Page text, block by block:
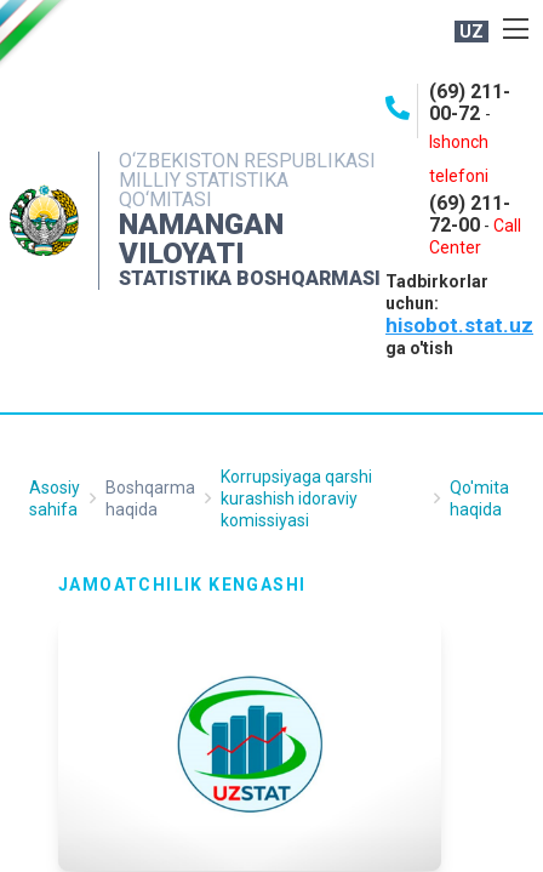
UZ
O‘ZBEKISTON RESPUBLIKASI
MILLIY STATISTIKA
QO‘MITASI
NAMANGAN
VILOYATI
STATISTIKA BOSHQARMASI
(69) 211-
00-72 -
Ishonch
telefoni
(69) 211-
72-00 - Call
Center
Tadbirkorlar
uchun:
hisobot.stat.uz
ga o'tish
NASHRLAR
INTERAKTIV XIZMATLAR
MATBUOT XIZMATI
MUROJAATLAR
Asosiy
sahifa
Boshqarma
haqida
Korrupsiyaga qarshi
kurashish idoraviy
komissiyasi
Qo'mita
haqida
JAMOATCHILIK KENGASHI